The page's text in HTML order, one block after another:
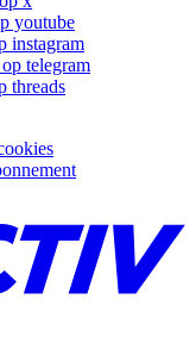
youtube
instagram
telegram
threads